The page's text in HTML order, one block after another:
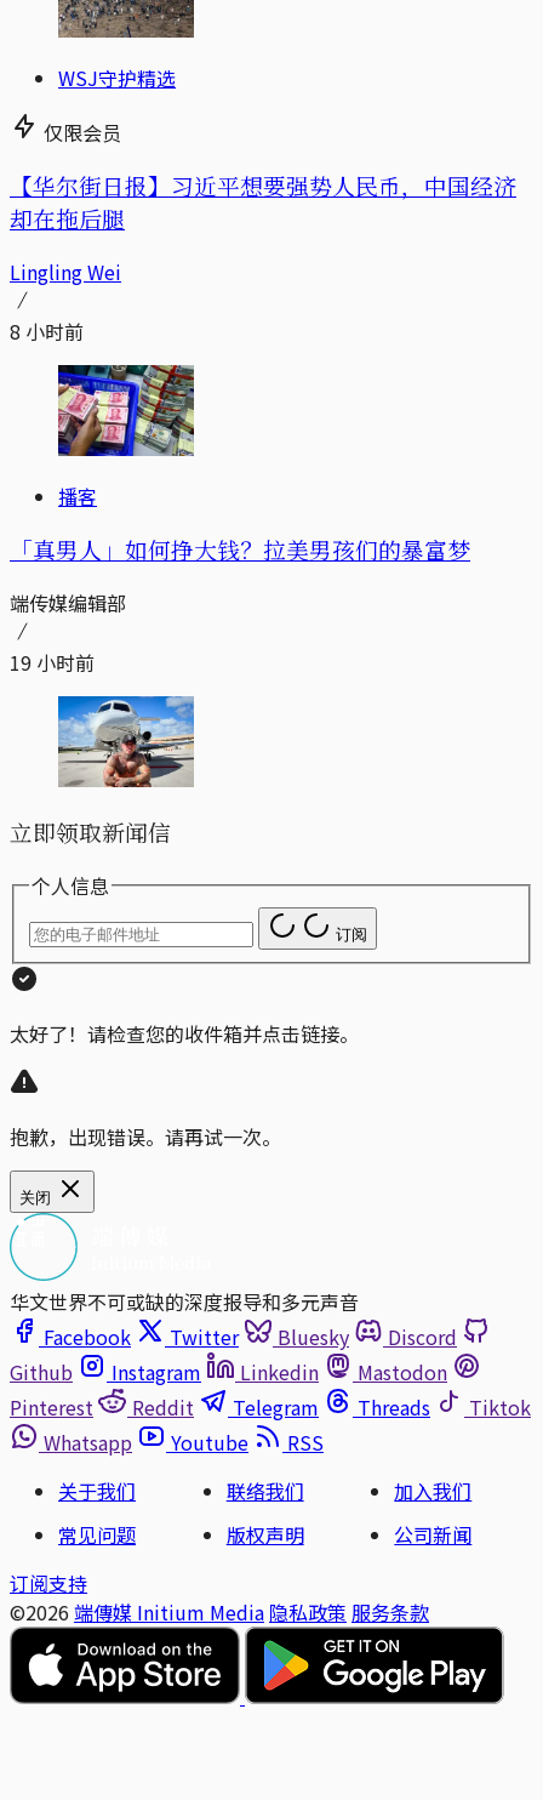
WSJ守护精选
仅限会员
【华尔街日报】习近平想要强势人民币，中国经济
却在拖后腿
Lingling Wei
8 小时前
播客
「真男人」如何挣大钱？拉美男孩们的暴富梦
端传媒编辑部
19 小时前
立即领取新闻信
个人信息
订阅
太好了！请检查您的收件箱并点击链接。
抱歉，出现错误。请再试一次。
关闭
华文世界不可或缺的深度报导和多元声音
Facebook
Twitter Bluesky
Discord
Github
Instagram Linkedin
Mastodon
Pinterest
Reddit Telegram Threads
Tiktok
Whatsapp
Youtube
RSS
关于我们
联络我们
加入我们
常见问题
版权声明
公司新闻
订阅支持
©2026 端傳媒 Initium Media 隐私政策 服务条款